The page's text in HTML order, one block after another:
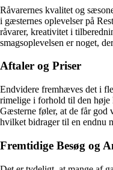
Råvarernes kvalitet og
i gæsternes oplevelser på
råvarer, kreativitet i
smagsoplevelsen er noget,
Aftaler og Priser
Endvidere fremhæves det i
rimelige i forhold til den høje
Gæsterne føler, at de får god
hvilket bidrager til en endnu
Fremtidige Besøg og